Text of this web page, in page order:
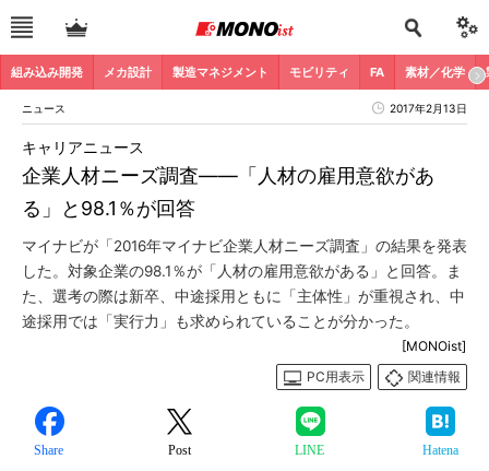
組み込み開発 メカ設計 製造マネジメント モビリティ FA 素材／化学
ニュース 2017年2月13日
企業人材ニーズ調査――「人材の雇用意欲があ
る」と98.1％が回答
キャリアニュース
マイナビが「2016年マイナビ企業人材ニーズ調査」の結果を発表
した。対象企業の98.1％が「人材の雇用意欲がある」と回答。ま
た、選考の際は新卒、中途採用ともに「主体性」が重視され、中
途採用では「実行力」も求められていることが分かった。
[MONOist]
PC用表示
関連情報
Share Post LINE Hatena